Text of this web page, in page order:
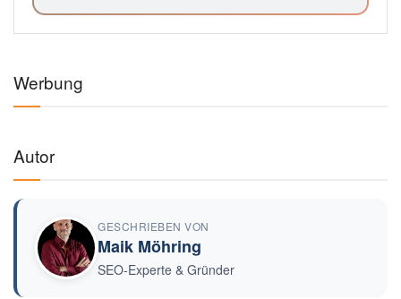
Werbung
Autor
GESCHRIEBEN VON
Maik Möhring
SEO-Experte & Gründer